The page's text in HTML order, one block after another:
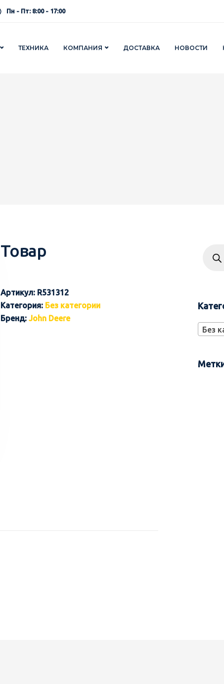
Пн - Пт: 8:00 - 17:00
ТЕХНИКА КОМПАНИЯ ДОСТАВКА НОВОСТИ
Товар
Артикул: R531312
Категория: Без категории
Бренд: John Deere
Без